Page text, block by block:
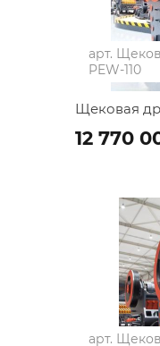
арт.
PEW-110
Щековая
12 770
арт.